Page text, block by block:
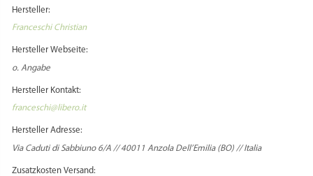
Hersteller:
Franceschi Christian
Hersteller Webseite:
o. Angabe
Hersteller Kontakt:
franceschi@libero.it
Hersteller Adresse:
Via Caduti di Sabbiuno 6/A // 40011 Anzola Dell’Emilia (BO) // Italia
Zusatzkosten Versand: